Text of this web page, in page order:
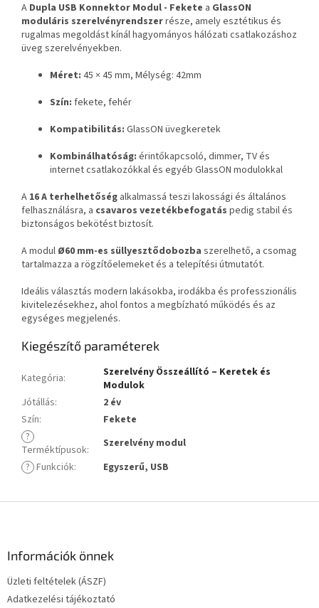
A Dupla USB Konnektor Modul - Fekete a GlassON
moduláris szerelvényrendszerrésze, amely esztétikus és
rugalmas megoldást kínál hagyományos hálózati csatlakozáshoz
üveg szerelvényekben.
Méret: 45 × 45 mm, Mélység: 42mm
Szín: fekete, fehér
Kompatibilitás: GlassON üvegkeretek
Kombinálhatóság: érintőkapcsoló, dimmer, TV és
internet csatlakozókkal és egyéb GlassON modulokkal
A 16 A terhelhetőség alkalmassá teszi lakossági és általános
felhasználásra, a csavaros vezetékbefogatás pedig stabil és
biztonságos bekötést biztosít.
A modul Ø60 mm-es süllyesztődobozba szerelhető, a csomag
tartalmazza a rögzítőelemeket és a telepítési útmutatót.
Ideális választás modern lakásokba, irodákba és professzionális
kivitelezésekhez, ahol fontos a megbízható működés és az
egységes megjelenés.
Kiegészítő paraméterek
Kategória:
Szerelvény Összeállító – Keretek és
Modulok
Jótállás:
2 év
Szín:
Fekete
?
Terméktípusok:
Szerelvény modul
? Funkciók: Egyszerű, USB
Információk önnek
Üzleti feltételek (ÁSZF)
Adatkezelési tájékoztató